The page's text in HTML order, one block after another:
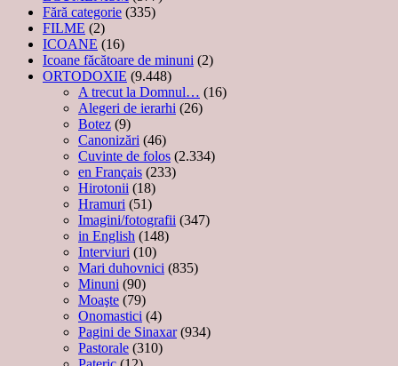
Fără categorie (335)
FILME (2)
ICOANE (16)
Icoane făcătoare de minuni (2)
ORTODOXIE (9.448)
A trecut la Domnul… (16)
Alegeri de ierarhi (26)
Botez (9)
Canonizări (46)
Cuvinte de folos (2.334)
en Français (233)
Hirotonii (18)
Hramuri (51)
Imagini/fotografii (347)
in English (148)
Interviuri (10)
Mari duhovnici (835)
Minuni (90)
Moaşte (79)
Onomastici (4)
Pagini de Sinaxar(934)
Pastorale (310)